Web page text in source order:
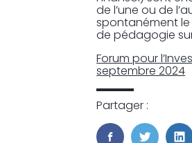
de l’une ou de
spontanément le
de pédagogie
Forum pour
septembre 2024
Partager :